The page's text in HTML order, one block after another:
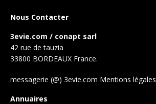
Nous Contacter
3evie.com / conapt sarl
42 rue de tauzia
33800 BORDEAUX France.
messagerie (@) 3evie.com Mentions légales
Annuaires